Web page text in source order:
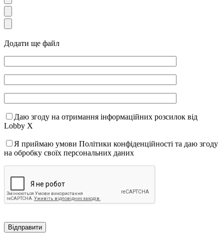
Додати ще файл
Даю згоду на отримання інформаційних розсилок від
Lobby X
Я приймаю умови Політики конфіденційності та даю згоду
на обробку своїх персональних даних